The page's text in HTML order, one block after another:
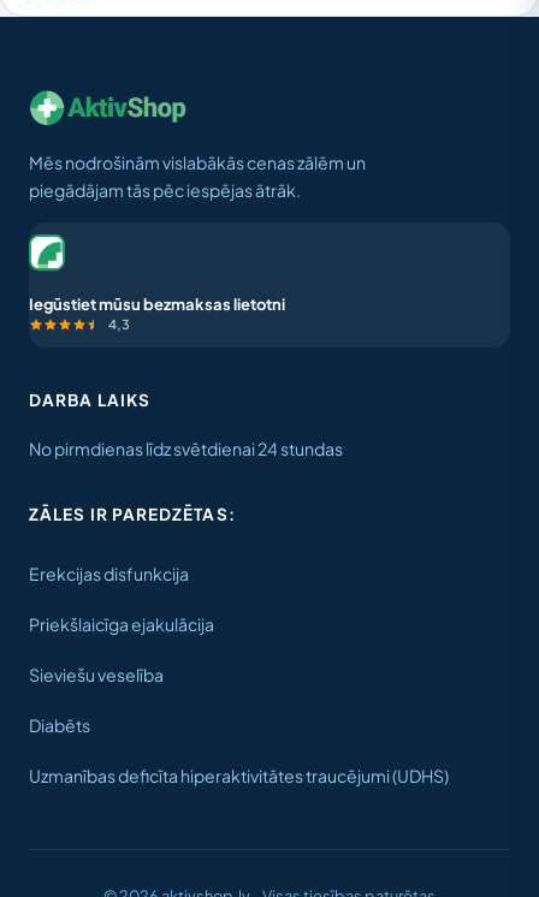
Mēs nodrošinām vislabākās cenas zālēm un
piegādājam tās pēc iespējas ātrāk.
Iegūstiet mūsu bezmaksas lietotni
4,3
DARBA LAIKS
No pirmdienas līdz svētdienai 24 stundas
ZĀLES IR PAREDZĒTAS:
Erekcijas disfunkcija
Priekšlaicīga ejakulācija
Sieviešu veselība
Diabēts
Uzmanības deficīta hiperaktivitātes traucējumi (UDHS)